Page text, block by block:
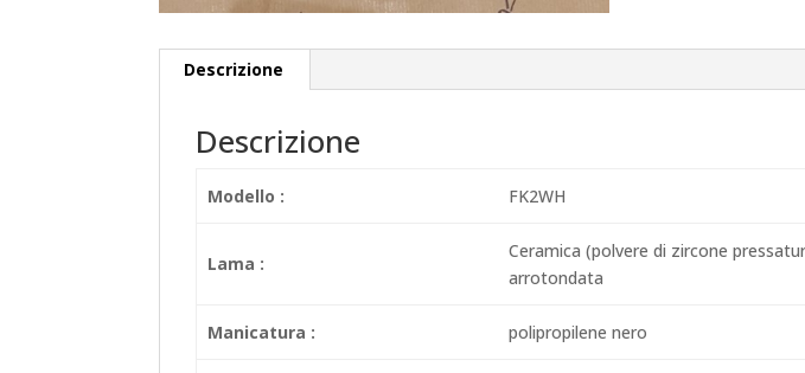
Descrizione
Descrizione
Modello : FK2WH
Lama :
Ceramica (polvere di zircone
arrotondata
Manicatura : polipropilene nero